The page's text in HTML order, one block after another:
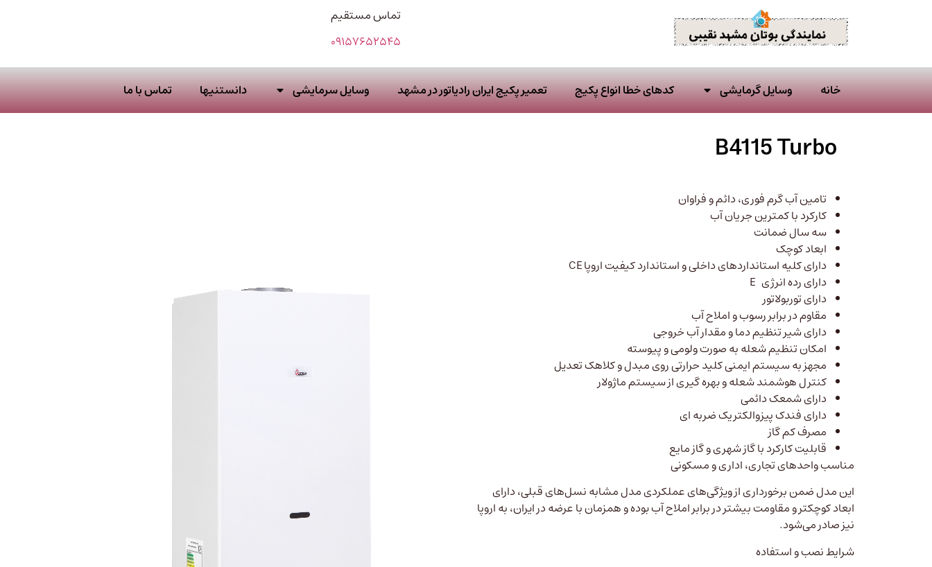
تماس مستقیم
09157652545
خانه وسایل گرمایشی کدهای خطا انواع پکیج تعمیر پکیج ایران رادیاتور در مشهد وسایل سرمایشی دانستنیها تماس با ما
B4115 Turbo
تامین آب گرم فوری، دائم و فراوان
کارکرد با کمترین جریان آب
سه سال ضمانت
ابعاد کوچک
دارای کلیه استانداردهای داخلی و استاندارد کیفیت اروپا CE
دارای رده انرژی E
دارای توربولاتور
مقاوم در برابر رسوب و املاح آب
دارای شیر تنظیم دما و مقدار آب خروجی
امکان تنظیم شعله به صورت ولومی و پیوسته
مجهز به سیستم‌ ایمنی کلید حرارتی روی مبدل و کلاهک تعدیل
کنترل هوشمند شعله و بهره گیری از سیستم ماژولار
دارای شمعک دائمی
دارای فندک پیزوالکتریک ضربه ای
مصرف کم گاز
قابلیت کارکرد با گاز شهری و گاز مایع
مناسب واحدهای تجاری، اداری و مسکونی‌
این مدل ضمن برخورداری از ویژگی‌های عملکردی مدل مشابه نسل‌های قبلی، دارای
ابعاد کوچکتر و مقاومت بیشتر در برابر املاح آب بوده و همزمان با عرضه در ایران، به اروپا
نیز صادر می‌شود.
شرایط نصب و استفاده